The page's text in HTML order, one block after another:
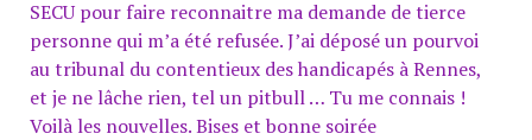
SECU pour faire reconnaitre ma demande de tierce
personne qui m’a été refusée. J’ai déposé un pourvoi
au tribunal du contentieux des handicapés à Rennes,
et je ne lâche rien, tel un pitbull … Tu me connais !
Voilà les nouvelles. Bises et bonne soirée